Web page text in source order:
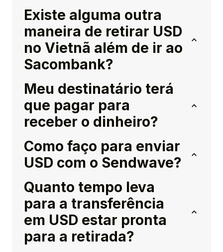
Existe alguma outra
maneira de retirar USD
no Vietnã além de ir ao
Sacombank?
Meu destinatário terá
que pagar para
receber o dinheiro?
Como faço para enviar
USD com o Sendwave?
Quanto tempo leva
para a transferência
em USD estar pronta
para a retirada?